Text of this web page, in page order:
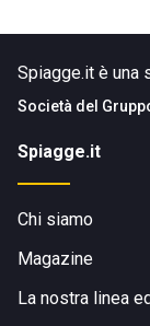
Spiagge.it è una
Società del
Spiagge.it
Chi siamo
Magazine
La nostra linea